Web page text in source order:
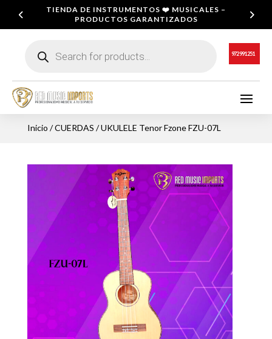
TIENDA DE INSTRUMENTOS ❤️ MUSICALES –
PRODUCTOS GARANTIZADOS
productos
972 991 251
Inicio /CUERDAS / UKULELE Tenor Fzone FZU-07L